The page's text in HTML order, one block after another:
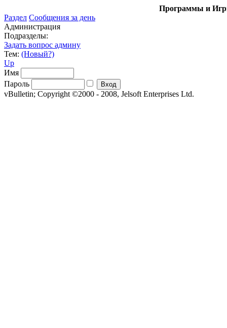
Программы и
Раздел Сообщения за день
Администрация
Подразделы:
Задать вопрос админу
Тем: (Новый?)
Up
Имя
Пароль
vBulletin; Copyright ©2000 - 2008, Jelsoft Enterprises Ltd.